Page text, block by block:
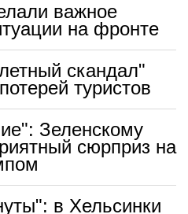
важное
на фронте
скандал"
туристов
Зеленскому
сюрприз на
в Хельсинки